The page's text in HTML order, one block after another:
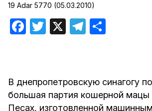
19 Adar 5770 (05.03.2010)
Facebook
Twitter Telegram
В днепропетровскую синагогу
большая партия кошерной мацы
Песах, изготовленной